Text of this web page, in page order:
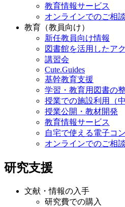
教育情報サービス
オンラインでのご相談
教育（教員向け）
新任教員向け情報
図書館を活用したア
講習会
Cute.Guides
基幹教育支援
学習・教育用図書の
授業での施設利用（
授業公開・教材開発
教育情報サービス
自宅で使える電子コ
オンラインでのご相談
研究支援
文献・情報の入手
研究費での購入